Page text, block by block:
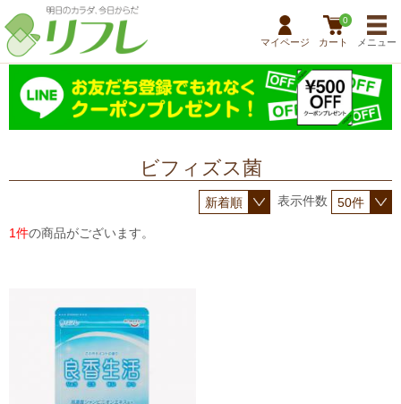
マイページ カート
0
メニュー
ビフィズス菌
表示件数
1件の商品がございます。